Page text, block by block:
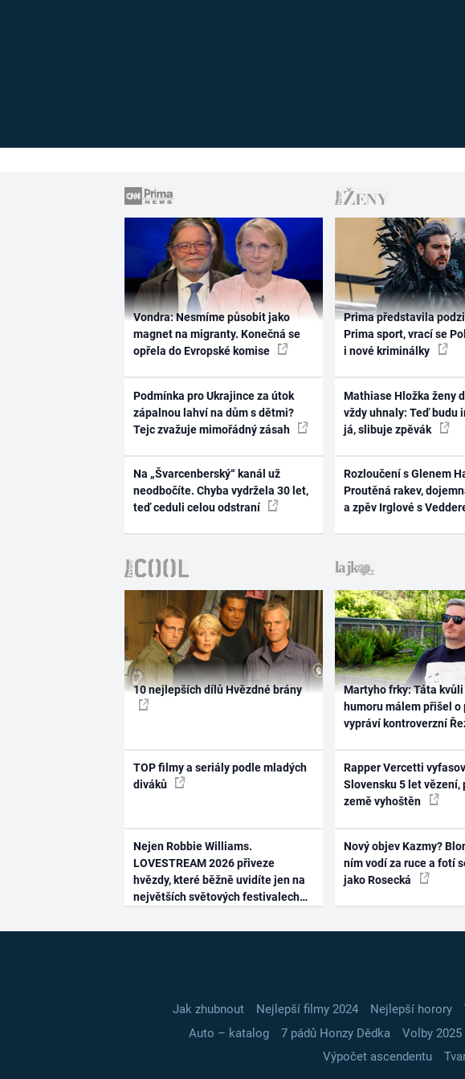
Vondra: Nesmíme působit jako
magnet na migranty. Konečná se
opřela do Evropské komise
Podmínka pro Ukrajince za útok
zápalnou lahví na dům s dětmi?
Tejc zvažuje mimořádný zásah
Na „Švarcenberský“ kanál už
neodbočíte. Chyba vydržela 30 let,
teď ceduli celou odstraní
Prima představila
Prima sport, vrací se
i nové kriminálky
Mathiase Hložka ženy
vždy uhnaly: Teď budu
já, slibuje zpěvák
Rozloučení s Glenem
Proutěná rakev,
a zpěv Irglové s
10 nejlepších dílů Hvězdné brány
TOP filmy a seriály podle mladých
diváků
Nejen Robbie Williams.
LOVESTREAM 2026 přiveze
hvězdy, které běžně uvidíte jen na
největších světových festivalech
Martyho frky: Táta
humoru málem přišel o
vypráví kontroverzní
Rapper Vercetti
Slovensku 5 let vězení,
země vyhoštěn
Nový objev Kazmy?
ním vodí za ruce a fotí
jako Rosecká
Jak zhubnout Nejlepší filmy 2024 Nejlepší horory
Auto – katalog
7 pádů Honzy Dědka Volby 2025
Výpočet ascendentu